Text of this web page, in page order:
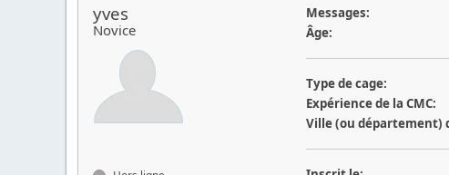
yves
Novice
Messages:
Âge:
Type de cage:
Expérience de la CMC:
Ville (ou département)